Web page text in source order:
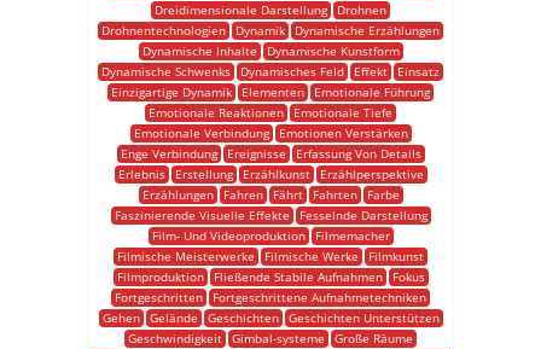
Dreidimensionale Darstellung
Drohnen
Drohnentechnologien
Dynamik
Dynamische Erzählungen
Dynamische Inhalte
Dynamische Kunstform
Dynamische Schwenks
Dynamisches Feld Effekt
Einsatz
Einzigartige Dynamik
Elementen
Emotionale Führung
Emotionale Reaktionen
Emotionale Tiefe
Emotionale Verbindung
Emotionen Verstärken
Enge Verbindung
Ereignisse
Erfassung Von Details
Erlebnis
Erstellung Erzählkunst
Erzählperspektive
Erzählungen
Fahren Fährt Fahrten
Farbe
Faszinierende Visuelle Effekte
Fesselnde Darstellung
Film- Und Videoproduktion
Filmemacher
Filmische Meisterwerke
Filmische Werke
Filmkunst
Filmproduktion
Fließende Stabile Aufnahmen
Fokus
Fortgeschritten
Fortgeschrittene Aufnahmetechniken
Gehen
Gelände Geschichten
Geschichten Unterstützen
Geschwindigkeit Gimbal-systeme
Große Räume